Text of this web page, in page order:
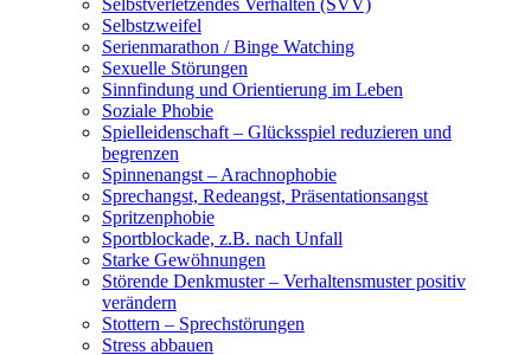
Selbstverletzendes Verhalten (SVV)
Selbstzweifel
Serienmarathon / Binge Watching
Sexuelle Störungen
Sinnfindung und Orientierung im Leben
Soziale Phobie
Spielleidenschaft – Glücksspiel reduzieren und
begrenzen
Spinnenangst – Arachnophobie
Sprechangst, Redeangst, Präsentationsangst
Spritzenphobie
Sportblockade, z.B. nach Unfall
Starke Gewöhnungen
Störende Denkmuster – Verhaltensmuster positiv
verändern
Stottern – Sprechstörungen
Stress abbauen